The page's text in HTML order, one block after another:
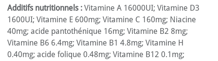
Additifs nutritionnels : Vitamine A 16000UI; Vitamine D3
1600UI; Vitamine E 600mg; Vitamine C 160mg; Niacine
40mg; acide pantothénique 16mg; Vitamine B2 8mg;
Vitamine B6 6.4mg; Vitamine B1 4.8mg; Vitamine H
0.40mg; acide folique 0.48mg; Vitamine B12 0.1mg;